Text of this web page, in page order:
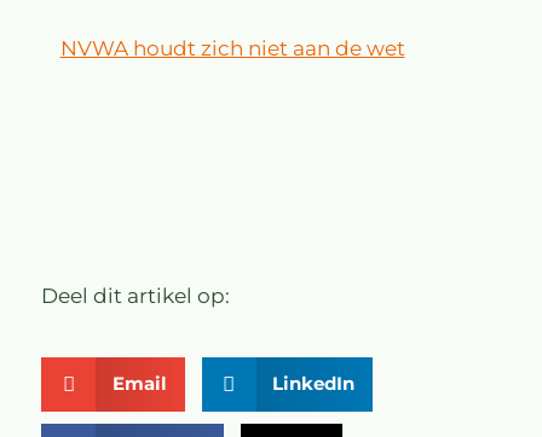
NVWA houdt zich niet aan de wet
Deel dit artikel op:
Email LinkedIn